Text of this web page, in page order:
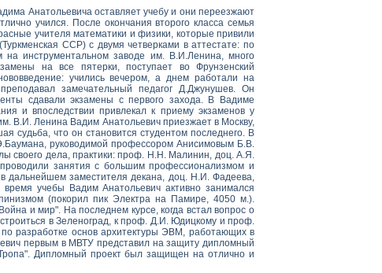
Анатольевича оставляет учебу и они переезжают
учился. После окончания второго класса семья
учителя математики и физики, которые привили
ССР) с двумя четверками в аттестате: по
инструментальном заводе им. В.И.Ленина, много
на все пятерки, поступает во Фрунзенский
учились вечером, а днем работали на
замечательный педагог Д.Джунушев. Он
сдавали экзамены с первого захода. В Вадиме
и впоследствии привлекал к приему экзаменов у
В.И. Ленина Вадим Анатольевич приезжает в Москву,
судьба, что он становится студентом последнего. В
руководимой профессором Анисимовым Б.В.
своего дела, практики: проф. Н.Н. Малинин, доц. А.Я.
занятия с большим профессионализмом и
дальнейшем заместителя декана, доц. Н.И. Фадеева,
учебы Вадим Анатольевич активно занимался
(покорил пик Электра на Памире, 4050 м.).
и мир". На последнем курсе, когда встал вопрос о
в Зеленоград, к проф. Д.И. Юдицкому и проф.
разработке основ архитектуры ЭВМ, работающих в
первым в МВТУ представил на защиту дипломный
Дипломный проект был защищен на отлично и